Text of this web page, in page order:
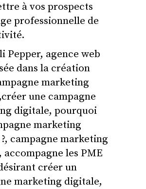
à vos prospects
professionnelle de
Pepper, agence web
dans la création
marketing
une campagne
digitale, pourquoi
marketing
campagne marketing
les PME
créer un
marketing digitale,